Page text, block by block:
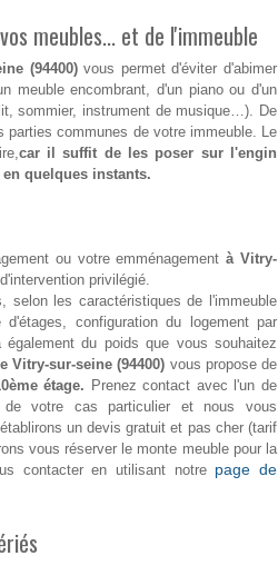
meubles... et de l'immeuble
(94400)vous permet d'éviter d'abimer
meuble encombrant, d'un piano ou d'un
sommier, instrument de musique…). De
communes de votre immeuble. Le
car il suffit de les poser sur l'engin
quelques instants.
ou votre emménagementà Vitry-
privilégié.
selon les caractéristiques de l'immeuble
configuration du logement par
du poids que vous souhaitez
Vitry-sur-seine (94400) vous propose de
étage. Prenez contact avec l'un de
votre cas particulier et nous vous
un devis gratuit et pas cher (tarif
vous réserver le monte meuble pour la
contacter en utilisant notre page de